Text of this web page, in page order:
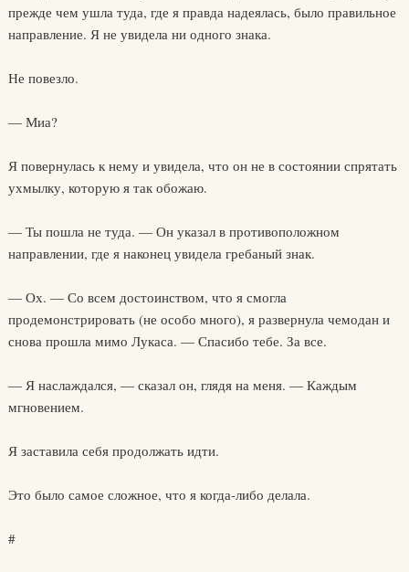
прежде чем ушла туда, где я правда надеялась, было правильное
направление. Я не увидела ни одного знака.
Не повезло.
— Миа?
Я повернулась к нему и увидела, что он не в состоянии спрятать
ухмылку, которую я так обожаю.
— Ты пошла не туда. — Он указал в противоположном
направлении, где я наконец увидела гребаный знак.
— Ох. — Со всем достоинством, что я смогла
продемонстрировать (не особо много), я развернула чемодан и
снова прошла мимо Лукаса. — Спасибо тебе. За все.
— Я наслаждался, — сказал он, глядя на меня. — Каждым
мгновением.
Я заставила себя продолжать идти.
Это было самое сложное, что я когда-либо делала.
#